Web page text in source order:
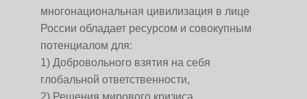
многонациональная цивилизация в лице
России обладает ресурсом и совокупным
потенциалом для:
1) Добровольного взятия на себя
глобальной ответственности,
2) Решения мирового кризиса